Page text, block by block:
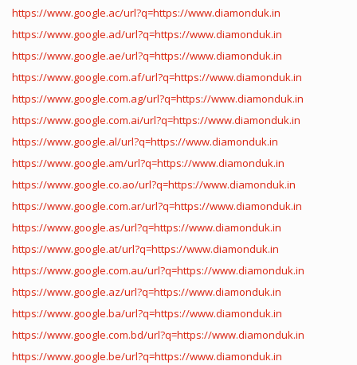
https://www.google.ac/url?q=https://www.diamonduk.in
https://www.google.ad/url?q=https://www.diamonduk.in
https://www.google.ae/url?q=https://www.diamonduk.in
https://www.google.com.af/url?q=https://www.diamonduk.in
https://www.google.com.ag/url?q=https://www.diamonduk.in
https://www.google.com.ai/url?q=https://www.diamonduk.in
https://www.google.al/url?q=https://www.diamonduk.in
https://www.google.am/url?q=https://www.diamonduk.in
https://www.google.co.ao/url?q=https://www.diamonduk.in
https://www.google.com.ar/url?q=https://www.diamonduk.in
https://www.google.as/url?q=https://www.diamonduk.in
https://www.google.at/url?q=https://www.diamonduk.in
https://www.google.com.au/url?q=https://www.diamonduk.in
https://www.google.az/url?q=https://www.diamonduk.in
https://www.google.ba/url?q=https://www.diamonduk.in
https://www.google.com.bd/url?q=https://www.diamonduk.in
https://www.google.be/url?q=https://www.diamonduk.in